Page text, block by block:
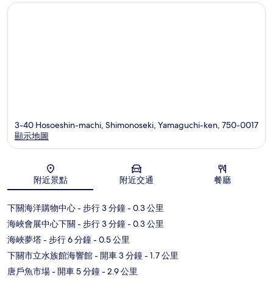
地圖
3-40 Hosoeshin-machi, Shimonoseki, Yamaguchi-ken, 750-0017
顯示地圖
附近景點 附近交通 餐廳
下關海洋購物中心- 步行 3 分鐘- 0.3 公里
海峽會展中心下關- 步行 3 分鐘- 0.3 公里
海峽夢塔- 步行 6 分鐘- 0.5 公里
下關市立水族館海響館- 開車 3 分鐘- 1.7 公里
唐戶魚市場- 開車 5 分鐘- 2.9 公里